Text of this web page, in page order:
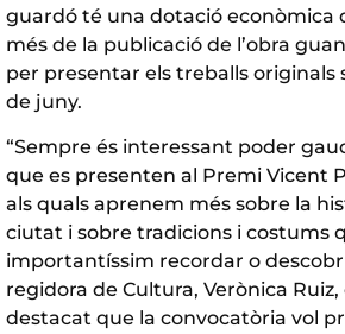
guardó té una dotació econòmica
més de la publicació de l’obra
per presentar els treballs originals
de juny.
“Sempre és interessant poder
que es presenten al Premi Vicent
als quals aprenem més sobre la
ciutat i sobre tradicions i costums
importantíssim recordar o
regidora de Cultura, Verònica
destacat que la convocatòria vol